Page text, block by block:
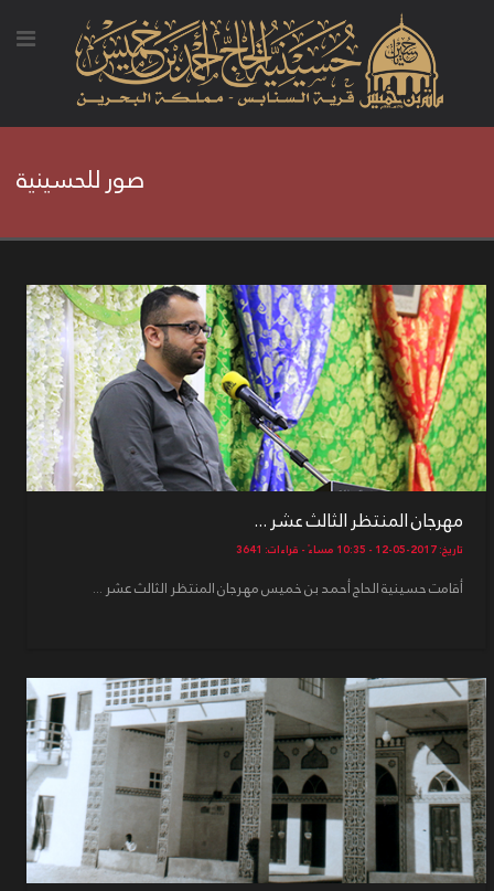
صور للحسينية
مهرجان المنتظر الثالث عشر ...
تاريخ: 2017-05-12 - 10:35 مساءً - قراءات: 3641
أقامت حسينية الحاج أحمد بن خميس مهرجان المنتظر الثالث عشر ...